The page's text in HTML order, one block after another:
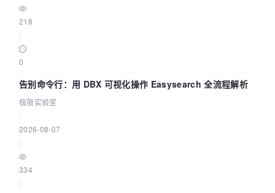
218
0
告别命令行：用 DBX 可视化操作 Easysearch 全流程解析
极限实验室
2026-08-07
334